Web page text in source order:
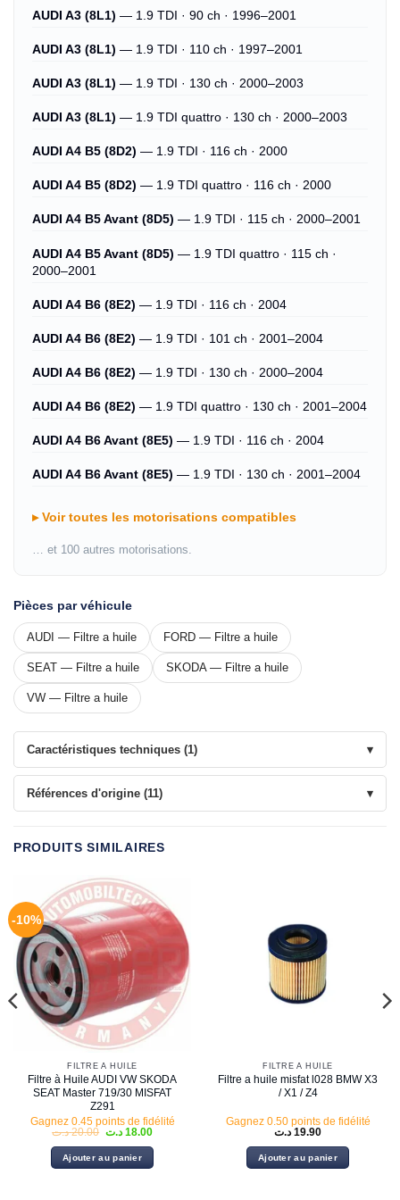
AUDI A3 (8L1) — 1.9 TDI · 90 ch · 1996–2001
AUDI A3 (8L1) — 1.9 TDI · 110 ch · 1997–2001
AUDI A3 (8L1) — 1.9 TDI · 130 ch · 2000–2003
AUDI A3 (8L1) — 1.9 TDI quattro · 130 ch · 2000–2003
AUDI A4 B5 (8D2) — 1.9 TDI · 116 ch · 2000
AUDI A4 B5 (8D2) — 1.9 TDI quattro · 116 ch · 2000
AUDI A4 B5 Avant (8D5) — 1.9 TDI · 115 ch · 2000–2001
AUDI A4 B5 Avant (8D5) — 1.9 TDI quattro · 115 ch ·
2000–2001
AUDI A4 B6 (8E2) — 1.9 TDI · 116 ch · 2004
AUDI A4 B6 (8E2) — 1.9 TDI · 101 ch · 2001–2004
AUDI A4 B6 (8E2) — 1.9 TDI · 130 ch · 2000–2004
AUDI A4 B6 (8E2) — 1.9 TDI quattro · 130 ch · 2001–2004
AUDI A4 B6 Avant (8E5) — 1.9 TDI · 116 ch · 2004
AUDI A4 B6 Avant (8E5) — 1.9 TDI · 130 ch · 2001–2004
Voir toutes les motorisations compatibles
… et 100 autres motorisations.
Pièces par véhicule
AUDI — Filtre a huile FORD — Filtre a huile
SEAT — Filtre a huile SKODA — Filtre a huile
VW — Filtre a huile
Caractéristiques techniques (1)
Références d'origine (11)
PRODUITS SIMILAIRES
-10%
FILTRE À HUILE
Filtre à Huile AUDI VW SKODA
SEAT Master 719/30 MISFAT
Z291
Gagnez 0.45 points de fidélité
20.00 د.ت
Le
initial
était :
18.00 د.ت
Le
actuel
est :
Ajouter au panier
FILTRE À HUILE
Filtre a huile misfat l028 BMW X3
/ X1 / Z4
Gagnez 0.50 points de fidélité
19.90 د.ت
Ajouter au panier